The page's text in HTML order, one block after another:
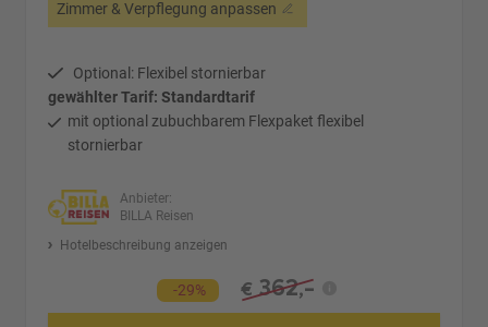
Zimmer & Verpflegung anpassen
Optional: Flexibel stornierbar
gewählter Tarif: Standardtarif
mit optional zubuchbarem Flexpaket flexibel
stornierbar
Anbieter:
BILLA Reisen
Hotelbeschreibung anzeigen
-29% € 362,-